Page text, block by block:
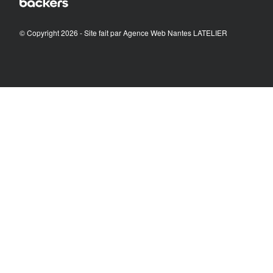
© Copyright 2026 - Site fait parAgence Web Nantes LATELIER